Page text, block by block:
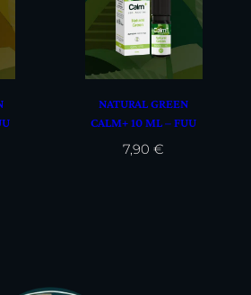
NATURAL GREEN
CALM+ 10 ML – FUU
7,90€